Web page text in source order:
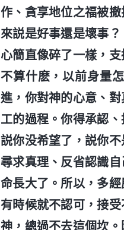
作、貪享地位之福被
來説是好事還是壞事？
心簡直像碎了一樣，
不算什麽，以前身量
進，你對神的心意、
工的過程。你得承認
説你没希望了，説你
尋求真理、反省認識
命長大了。所以，多
有時候就不認可，接
神，總過不去這個坎